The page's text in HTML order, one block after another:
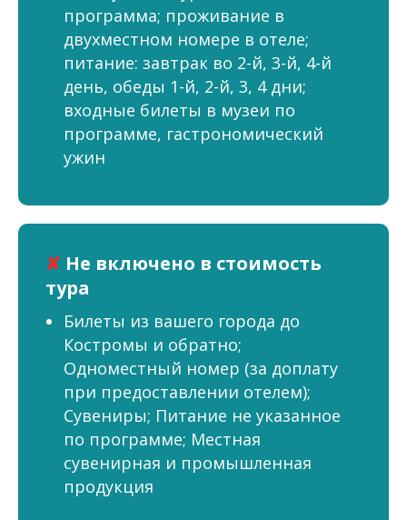
программа; проживание в
двухместном номере в отеле;
питание: завтрак во 2-й, 3-й, 4-й
день, обеды 1-й, 2-й, 3, 4 дни;
входные билеты в музеи по
программе, гастрономический
ужин
✘ Не включено в стоимость
тура
Билеты из вашего города до
Костромы и обратно;
Одноместный номер (за доплату
при предоставлении отелем);
Сувениры; Питание не указанное
по программе; Местная
сувенирная и промышленная
продукция